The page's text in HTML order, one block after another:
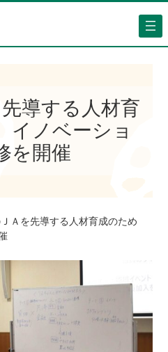
導する人材育
ノベーショ
を開催
Ａを先導する人材育成のため